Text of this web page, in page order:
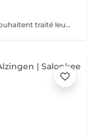
Ce soin est adapté aux adolescents qui souhaitent traité leurs acné ou avoir une peau plus lisse et lumineuse !